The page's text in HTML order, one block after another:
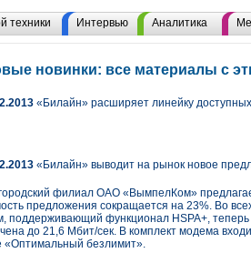
техники Интервью Аналитика
новинки: все материалы с
«Билайн» расширяет линейку
«Билайн» выводит на рынок новое
филиал ОАО «ВымпелКом»
предложения сокращается на 23%. Во
поддерживающий функционал HSPA+, теперь
до 21,6 Мбит/сек. В комплект модема
«Оптимальный безлимит».